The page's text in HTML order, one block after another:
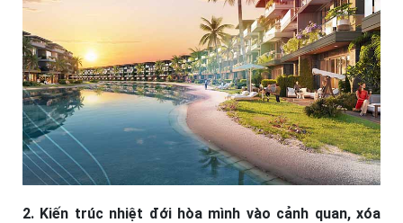
2. Kiến trúc nhiệt đới hòa mình vào cảnh quan, xóa